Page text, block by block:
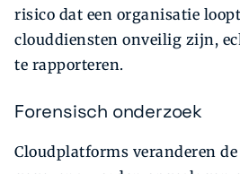
risico dat een organisatie
clouddiensten onveilig zijn,
te rapporteren.
Forensisch onderzoek
Cloudplatforms veranderen